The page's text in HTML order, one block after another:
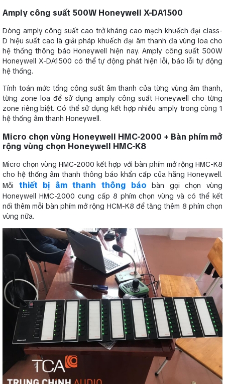
Amply công suất 500W Honeywell X-DA1500
Dòng amply công suất cao trở kháng cao mạch khuếch đại class-
D hiệu suất cao là giải pháp khuếch đại âm thanh đa vùng loa cho
hệ thống thông báo Honeywell hiện nay. Amply công suất 500W
Honeywell X-DA1500 có thể tự động phát hiện lỗi, báo lỗi tự động
hệ thống.
Tính toán mức tổng công suất âm thanh của từng vùng âm thanh,
từng zone loa để sử dụng amply công suất Honeywell cho từng
zone riêng biệt. Có thể sử dụng kết hợp nhiều amply trong cùng 1
hệ thống âm thanh Honeywell.
Micro chọn vùng Honeywell HMC-2000 + Bàn phím mở
rộng vùng chọn Honeywell HMC-K8
Micro chọn vùng HMC-2000 kết hợp với bàn phím mở rộng HMC-K8
cho hệ thống âm thanh thông báo khẩn cấp của hãng Honeywell.
Mỗi thiết bị âm thanh thông báo bàn gọi chọn vùng
Honeywell HMC-2000 cung cấp 8 phím chọn vùng và có thể kết
nối thêm mỗi bàn phím mở rộng HCM-K8 để tăng thêm 8 phím chọn
vùng nữa.